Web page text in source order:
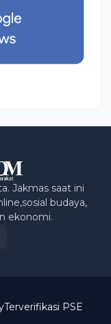
Jakmas saat ini
budaya,
ekonomi.
Terverifikasi PSE